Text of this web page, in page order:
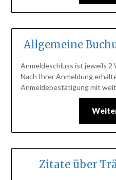
Allgemeine
Anmeldeschluss ist jeweils 2
Nach Ihrer Anmeldung
Anmeldebestätigung mit
Zitate über